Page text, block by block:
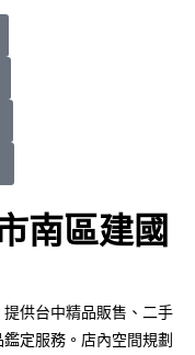
南區建國
供台中精品販售、二手
定服務。店內空間規劃